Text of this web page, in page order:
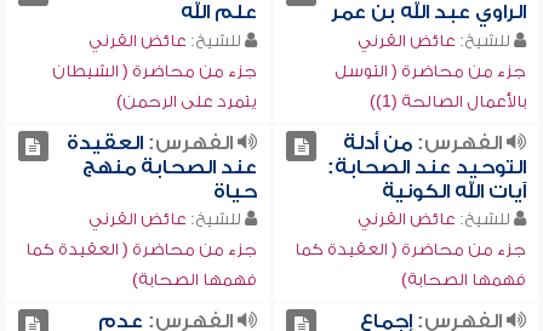
الراوي عبد الله بن عمر
للشيخ: عائض القرني
جزء من محاضرة ( التوسل
بالأعمال الصالحة (1))
علم الله
للشيخ: عائض القرني
جزء من محاضرة ( الشيطان
يتمرد على الرحمن)
الفهرس:من أدلة
التوحيد عند الصحابة:
آيات الله الكونية
للشيخ: عائض القرني
جزء من محاضرة ( العقيدة كما
فهمها الصحابة)
الفهرس:العقيدة
عند الصحابة منهج
حياة
للشيخ: عائض القرني
جزء من محاضرة ( العقيدة كما
فهمها الصحابة)
الفهرس:إجماع الفهرس: عدم